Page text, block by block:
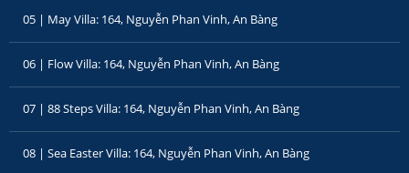
05 | May Villa: 164, Nguyễn Phan Vinh, An Bàng
06 | Flow Villa: 164, Nguyễn Phan Vinh, An Bàng
07 | 88 Steps Villa: 164, Nguyễn Phan Vinh, An Bàng
08 | Sea Easter Villa: 164, Nguyễn Phan Vinh, An Bàng